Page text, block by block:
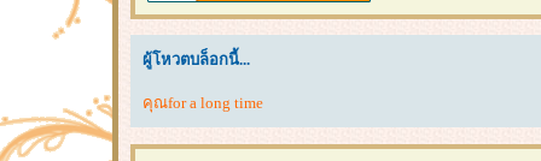
ผู้โหวตบล็อกนี้...
คุณfor a long time